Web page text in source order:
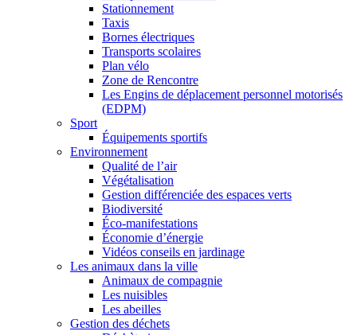
Stationnement
Taxis
Bornes électriques
Transports scolaires
Plan vélo
Zone de Rencontre
Les Engins de déplacement personnel motorisés
(EDPM)
Sport
Équipements sportifs
Environnement
Qualité de l’air
Végétalisation
Gestion différenciée des espaces verts
Biodiversité
Éco-manifestations
Économie d’énergie
Vidéos conseils en jardinage
Les animaux dans la ville
Animaux de compagnie
Les nuisibles
Les abeilles
Gestion des déchets